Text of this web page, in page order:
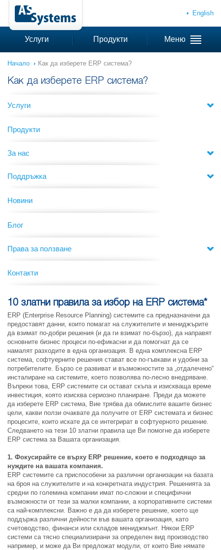
English
Услуги Продукти Меню
Начало Как да изберете ERP система?
Как да изберете ERP система?
Услуги
Продукти
За нас
Поддръжка
Новини
Блог
Права за ползване
Контакти
10 златни правила за избор на ERP система*
ERP (Enterprise Resource Planning) системите са предназначени да
предоставят данни, които помагат на служителите и мениджърите
да взимат по-добри решения (и да ги взимат по-бързо), да направят
основните бизнес процеси по-ефикасни и да помогнат да се
намалят разходите в една организация. В една комплексна ERP
система, софтуерните решения стават все по-гъвкави и удобни за
потребителите. Бързо се развиват и възможностите за „отдалечено“
инсталиране на системите, което позволява по-лесно внедряване.
Въпреки това, ERP системите си остават скъпа и изискваща време
инвестиция, която изисква сериозно планиране. Преди да можете
да изберете ERP система, Вие трябва да обмислите вашите бизнес
цели, какви ползи очаквате да получите от ERP системата и бизнес
процесите, които искате да се интегрират в софтуерното решение.
Следването на тези 10 златни правила ще Ви помогне да изберете
ERP система за Вашата организация.
1. Фокусирайте се върху ERP решение, което е подходящо за
нуждите на вашата компания.
ERP системите са приспособени за различни организации на базата
на броя на служителите и на конкретната индустрия. Решенията за
средни по големина компании имат по-сложни и специфични
възможности от тези за малки компании, а корпоративните системи
са най-комплексни. Важно е да да изберете решение, което ще
поддържа различни дейности във вашата организация, като
счетоводство, финанси или складов мениджмънт. Някои ERP
системи са тясно специализирани за определен вид производство
например, и може да Ви предложат модули, от които Вие нямате